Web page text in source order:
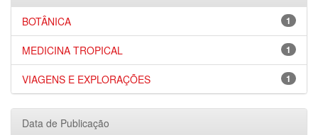
1
BOTÂNICA
1
MEDICINA TROPICAL
1
VIAGENS E EXPLORAÇÕES
Data de Publicação